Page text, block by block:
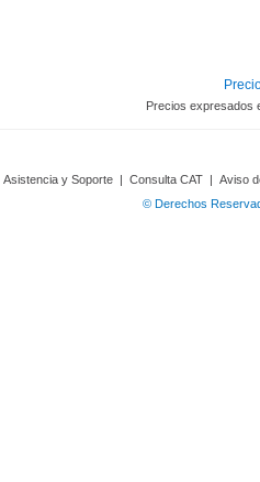
Precios expresados
Asistencia y Soporte | Consulta CAT | Aviso
© Derechos